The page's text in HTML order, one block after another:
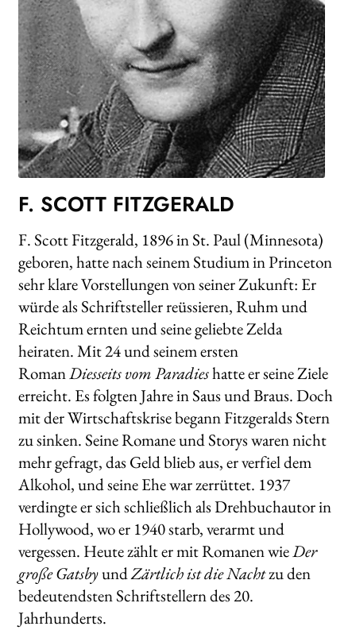
WEITERE VERLAGE
Search:
F. SCOTT FITZGERALD
F. Scott Fitzgerald, 1896 in St. Paul (Minnesota)
geboren, hatte nach seinem Studium in Princeton
sehr klare Vorstellungen von seiner Zukunft: Er
würde als Schriftsteller reüssieren, Ruhm und
Reichtum ernten und seine geliebte Zelda
heiraten. Mit 24 und seinem ersten
RomanDiesseits vom Paradieshatte er seine Ziele
erreicht. Es folgten Jahre in Saus und Braus. Doch
mit der Wirtschaftskrise begann Fitzgeralds Stern
zu sinken. Seine Romane und Storys waren nicht
mehr gefragt, das Geld blieb aus, er verfiel dem
Alkohol, und seine Ehe war zerrüttet. 1937
verdingte er sich schließlich als Drehbuchautor in
Hollywood, wo er 1940 starb, verarmt und
vergessen. Heute zählt er mit Romanen wieDer
große GatsbyundZärtlich ist die Nachtzu den
bedeutendsten Schriftstellern des 20.
Jahrhunderts.